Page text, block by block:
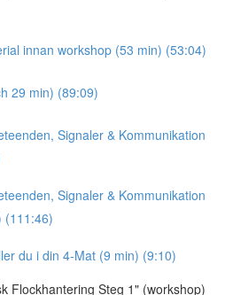
innan workshop (53 min) (53:04)
29 min) (89:09)
Signaler & Kommunikation
Signaler & Kommunikation
(111:46)
du i din 4-Mat (9 min) (9:10)
Flockhantering Steg 1" (workshop)